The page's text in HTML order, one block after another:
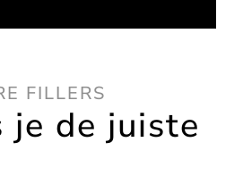
FILLERS
je de juiste